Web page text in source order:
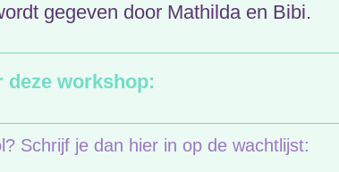
gegeven door Mathilda en Bibi.
workshop:
Schrijf je dan hier in op de wachtlijst: